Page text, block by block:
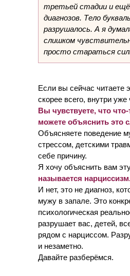
Если вы сейчас читаете
скорее всего, внутри
Вы чувствуете, что
можете объяснить это
Объясняете поведение
стрессом, детскими
себе причину.
Я хочу объяснить вам
называется
И нет, это не диагноз,
мужу в запале. Это
психологическая
разрушает вас, детей,
рядом с нарциссом.
и незаметно.
Давайте разберёмся.
третьей стадии и ещё
диагнозов. Тело
разрушалось. А я
слишком
просто стараться